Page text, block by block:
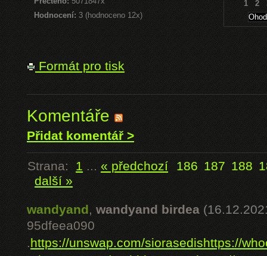
Hodnocení: 3 (hodnoceno 12x)
1 2
Formát pro tisk
Komentáře
Přidat komentář >
Strana: 1 ... « předchozí 186 187 188
další »
wandyand, wandyand birdea
95dfeea090
.https://unswap.com/siorasedishttps://